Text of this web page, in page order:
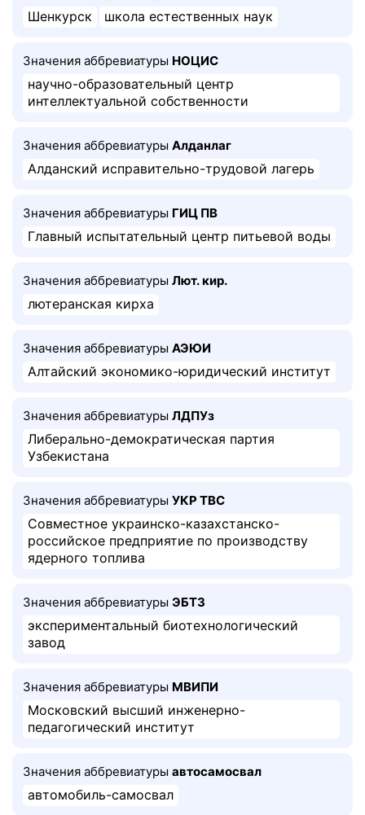
Шенкурск школа естественных наук
Значения аббревиатуры НОЦИС
научно-образовательный центр
интеллектуальной собственности
Значения аббревиатуры Алданлаг
Алданский исправительно-трудовой лагерь
Значения аббревиатуры ГИЦ ПВ
Главный испытательный центр питьевой воды
Значения аббревиатуры Лют. кир.
лютеранская кирха
Значения аббревиатуры АЭЮИ
Алтайский экономико-юридический институт
Значения аббревиатуры ЛДПУз
Либерально-демократическая партия
Узбекистана
Значения аббревиатуры УКР ТВС
Совместное украинско-казахстанско-
российское предприятие по производству
ядерного топлива
Значения аббревиатуры ЭБТЗ
экспериментальный биотехнологический
завод
Значения аббревиатуры МВИПИ
Московский высший инженерно-
педагогический институт
Значения аббревиатуры автосамосвал
автомобиль-самосвал